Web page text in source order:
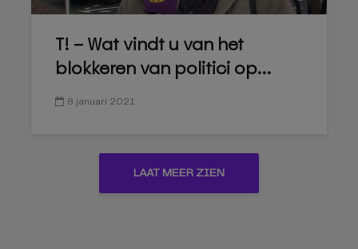
T! – Wat vindt u van het
blokkeren van politici op...
8 januari 2021
LAAT MEER ZIEN